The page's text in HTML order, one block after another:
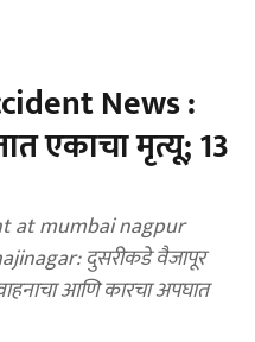
News :
एकाचा मृत्यू; 13
at mumbai nagpur
दुसरीकडे वैजापूर
आणि कारचा अपघात